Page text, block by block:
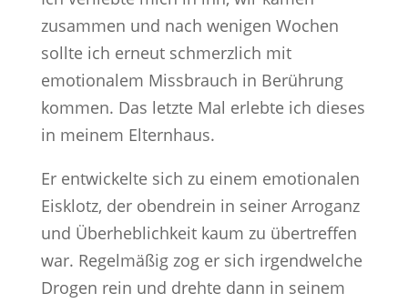
zusammen und nach wenigen Wochen
sollte ich erneut schmerzlich mit
emotionalem Missbrauch in Berührung
kommen. Das letzte Mal erlebte ich dieses
in meinem Elternhaus.
Er entwickelte sich zu einem emotionalen
Eisklotz, der obendrein in seiner Arroganz
und Überheblichkeit kaum zu übertreffen
war. Regelmäßig zog er sich irgendwelche
Drogen rein und drehte dann in seinem